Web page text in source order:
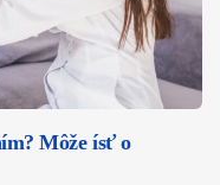
Môže ísť o